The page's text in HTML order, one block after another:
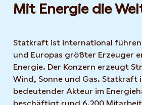
Mit Energie die
Statkraft ist international
und Europas größter Erzeuger
Energie. Der Konzern erzeugt
Wind, Sonne und Gas. Statkraft
bedeutender Akteur im